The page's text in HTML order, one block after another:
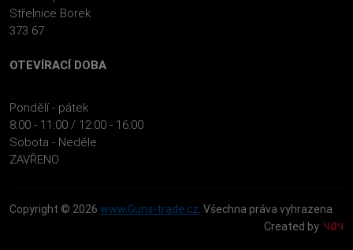
Střelnice Borek
373 67
OTEVÍRACÍ DOBA
Pondělí - pátek
8:00 - 11:00 / 12:00 - 16:00
Sobota - Neděle
ZAVŘENO
Copyright © 2026 www.Guns-trade.cz. Všechna práva vyhrazena.
Created by